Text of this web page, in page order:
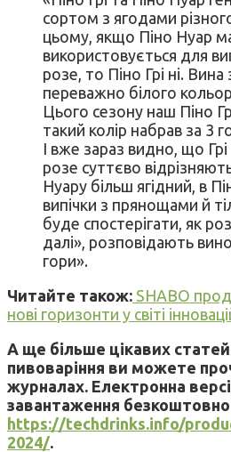
сортом з ягодами
цьому, якщо Піно Нуар
використовується для
розе, то Піно Грі ні. Вина
переважно білого
Цього сезону наш Піно
такий колір набрав за 3
І вже зараз видно, що Грі
розе суттєво
Нуару більш ягідний, в
випічки з прянощами й
буде спостерігати, як
далі», розповідають
гори».
Читайте також: SHABO
нові горизонти у світі
А ще більше цікавих
пивоваріння ви можете
журналах. Електронна
завантаження безкоштовно
https://techdrinks.info/
2024/.